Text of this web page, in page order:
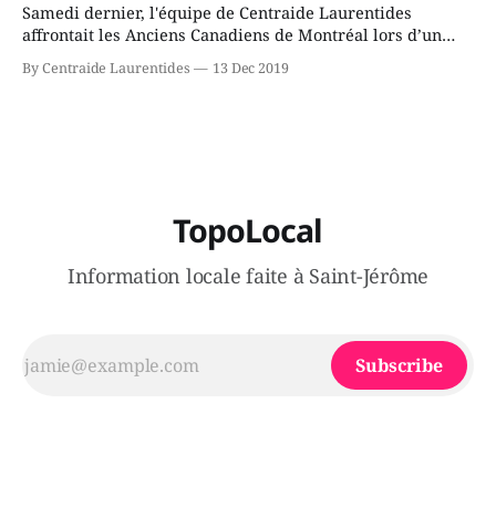
Samedi dernier, l'équipe de Centraide Laurentides
affrontait les Anciens Canadiens de Montréal lors d’un
match qui s’est déroulé sur la glace de l’Armada
Blainville-Boisbriand . Le match a permis à Centraide
By Centraide Laurentides 13 Dec 2019
TopoLocal
Information locale faite à Saint-Jérôme
Subscribe